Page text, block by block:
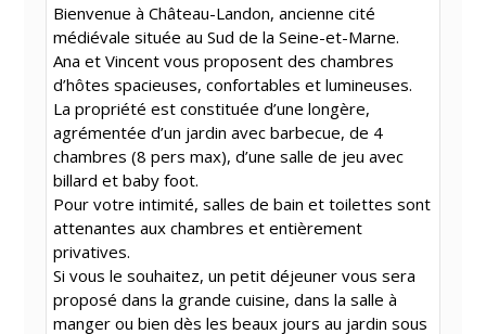
Bienvenue à Château-Landon, ancienne cité
médiévale située au Sud de la Seine-et-Marne.
Ana et Vincent vous proposent des chambres
d’hôtes spacieuses, confortables et lumineuses.
La propriété est constituée d’une longère,
agrémentée d’un jardin avec barbecue, de 4
chambres (8 pers max), d’une salle de jeu avec
billard et baby foot.
Pour votre intimité, salles de bain et toilettes sont
attenantes aux chambres et entièrement
privatives.
Si vous le souhaitez, un petit déjeuner vous sera
proposé dans la grande cuisine, dans la salle à
manger ou bien dès les beaux jours au jardin sous